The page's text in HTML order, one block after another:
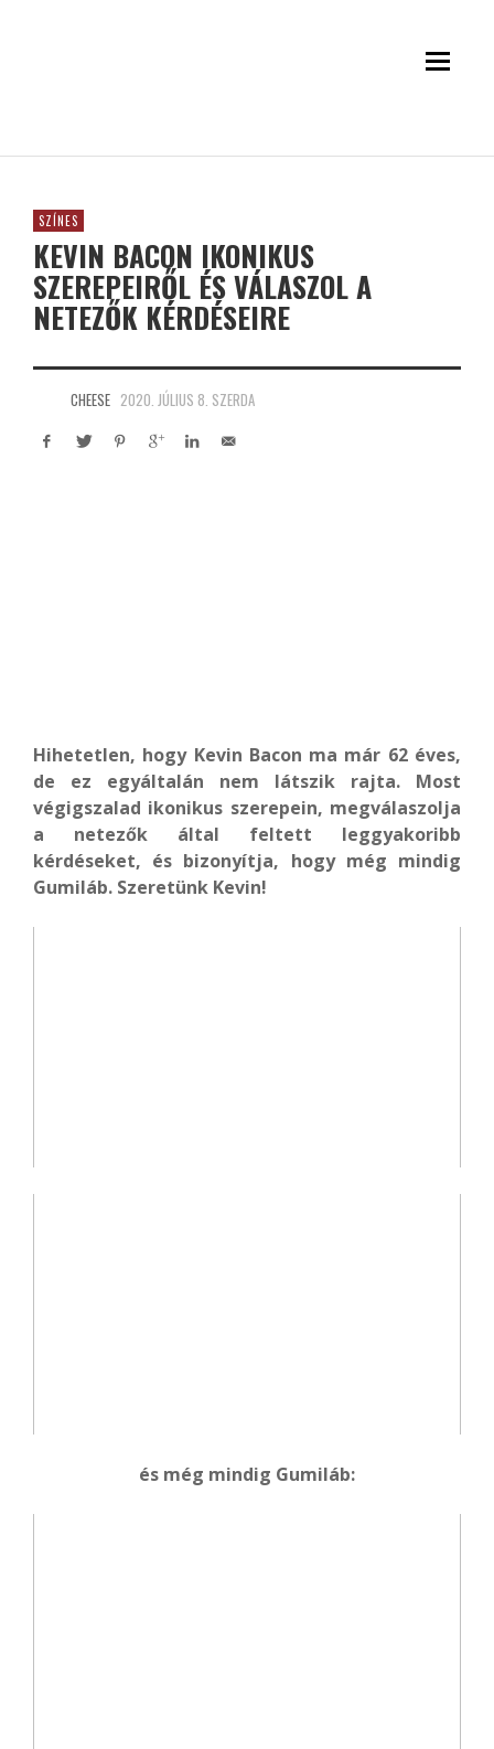
SZÍNES
KEVIN BACON IKONIKUS
SZEREPEIRŐL ÉS VÁLASZOL A
NETEZŐK KÉRDÉSEIRE
CHEESE 2020. JÚLIUS 8. SZERDA
Hihetetlen, hogy Kevin Bacon ma már 62 éves,
de ez egyáltalán nem látszik rajta. Most
végigszalad ikonikus szerepein, megválaszolja
a netezők által feltett leggyakoribb
kérdéseket, és bizonyítja, hogy még mindig
Gumiláb. Szeretünk Kevin!
és még mindig Gumiláb: